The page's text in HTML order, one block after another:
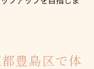
豊島区で体